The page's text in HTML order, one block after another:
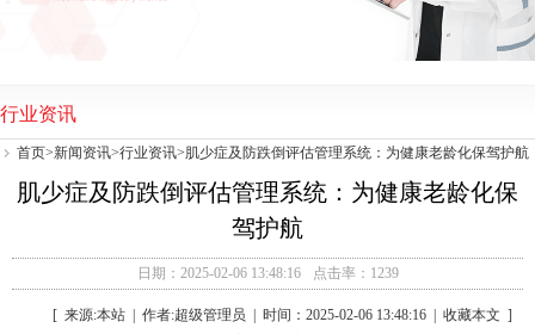
行业资讯
首页>新闻资讯>行业资讯>肌少症及防跌倒评估管理系统：为健康老龄化保驾护航
肌少症及防跌倒评估管理系统：为健康老龄化保
驾护航
日期：2025-02-06 13:48:16 点击率：1239
[ 来源:本站 | 作者:超级管理员 | 时间：2025-02-06 13:48:16 | 收藏本文 ]